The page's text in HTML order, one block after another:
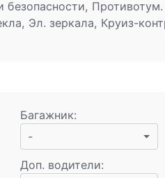
Эл. зеркала, Круиз-
Багажник:
-
Доп. водители: